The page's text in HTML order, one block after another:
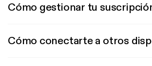
Cómo gestionar tu
Cómo conectarte a otros